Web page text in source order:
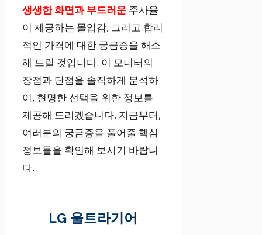
생생한 화면과 부드러운 주사율
이 제공하는 몰입감, 그리고 합리
적인 가격에 대한 궁금증을 해소
해 드릴 것입니다. 이 모니터의
장점과 단점을 솔직하게 분석하
여, 현명한 선택을 위한 정보를
제공해 드리겠습니다. 지금부터,
여러분의 궁금증을 풀어줄 핵심
정보들을 확인해 보시기 바랍니
다.
LG 울트라기어